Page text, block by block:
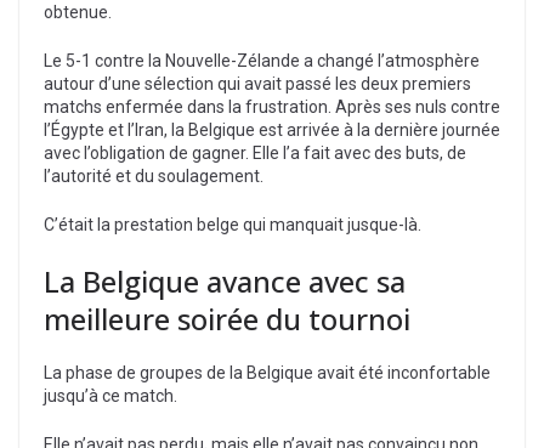
obtenue.
Le 5-1 contre la Nouvelle-Zélande a changé l’atmosphère
autour d’une sélection qui avait passé les deux premiers
matchs enfermée dans la frustration. Après ses nuls contre
l’Égypte et l’Iran, la Belgique est arrivée à la dernière journée
avec l’obligation de gagner. Elle l’a fait avec des buts, de
l’autorité et du soulagement.
C’était la prestation belge qui manquait jusque-là.
La Belgique avance avec sa
meilleure soirée du tournoi
La phase de groupes de la Belgique avait été inconfortable
jusqu’à ce match.
Elle n’avait pas perdu, mais elle n’avait pas convaincu non